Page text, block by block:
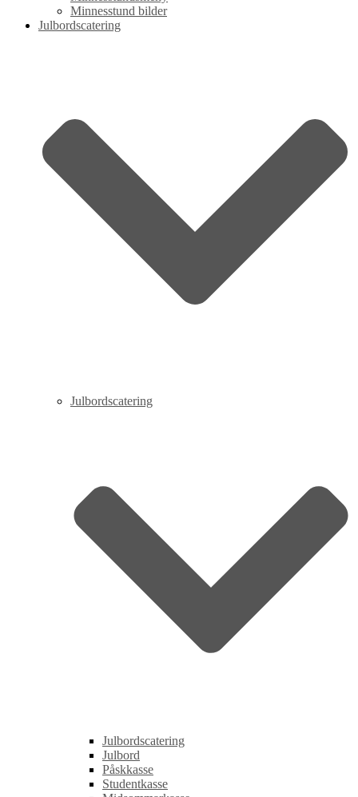
Minnesstund bilder
Julbordscatering
Julbordscatering
Julbordscatering
Julbord
Påskkasse
Studentkasse